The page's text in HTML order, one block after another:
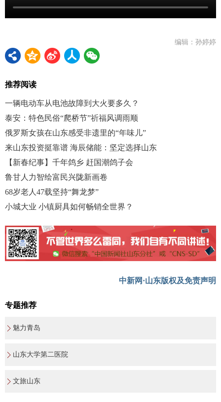
编辑：孙婷婷
推荐阅读
一辆电动车从电池故障到大火要多久？
泰安：特色民俗“爬桥节”祈福风调雨顺
俄罗斯女孩在山东感受非遗里的“年味儿”
来山东投资挺靠谱 海辰储能：坚定选择山东
【新春纪事】千年鸽乡 赶国潮鸽子会
鲁甘人力智绘富民兴陇新画卷
68岁老人47载坚持“舞龙梦”
小城大业 小镇厨具如何畅销全世界？
中新网·山东版权及免责声明
专题推荐
魅力青岛
山东大学第二医院
文旅山东